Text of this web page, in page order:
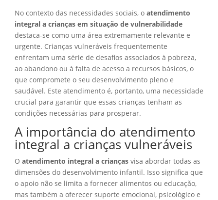
No contexto das necessidades sociais, o atendimento
integral a crianças em situação de vulnerabilidade
destaca-se como uma área extremamente relevante e
urgente. Crianças vulneráveis frequentemente
enfrentam uma série de desafios associados à pobreza,
ao abandono ou à falta de acesso a recursos básicos, o
que compromete o seu desenvolvimento pleno e
saudável. Este atendimento é, portanto, uma necessidade
crucial para garantir que essas crianças tenham as
condições necessárias para prosperar.
A importância do atendimento
integral a crianças vulneráveis
O atendimento integral a crianças visa abordar todas as
dimensões do desenvolvimento infantil. Isso significa que
o apoio não se limita a fornecer alimentos ou educação,
mas também a oferecer suporte emocional, psicológico e